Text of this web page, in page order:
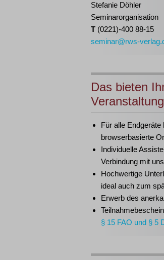
Stefanie Döhler
Seminarorganisation
T (0221)-400 88-15
seminar@rws-
Das bieten
Für alle Endgeräte
browserbasierte
Individuelle
Verbindung mit
Hochwertige
ideal auch zum
Erwerb des
§ 15 FAO und § 5